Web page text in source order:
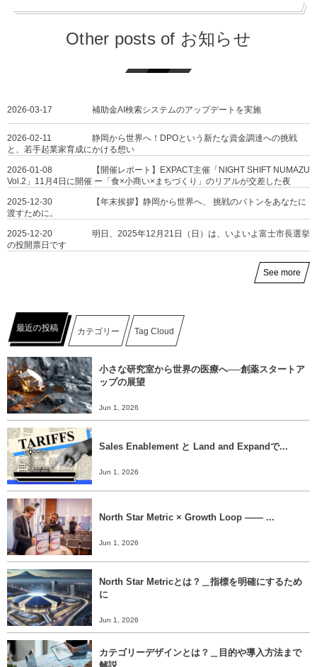
Other posts of お知らせ
2026-03-17 補助金AI検索システムのアップデートを実施
2026-02-11
静岡から世界へ！DPOという新たな資金調達への挑戦
と、若手起業家育成にかける想い
2026-01-08
【開催レポート】EXPACT主催「NIGHT SHIFT NUMAZU
Vol.2」11月4日に開催 ー「食×小商い×まちづくり」のリアルが交差した夜
2025-12-30
【年末挨拶】静岡から世界へ、 挑戦のバトンをあなたに
渡すために。
2025-12-20
明日、2025年12月21日（日）は、いよいよ富士市長選挙
の投開票日です
See more
最近の投稿 カテゴリー Tag Cloud
小さな研究室から世界の医療へ──創薬スタートア
ップの展望
Jun 1, 2026
Sales Enablement と Land and Expandで...
Jun 1, 2026
North Star Metric × Growth Loop ―― ...
Jun 1, 2026
North Star Metricとは？＿指標を明確にするため
に
Jun 1, 2026
カテゴリーデザインとは？＿目的や導入方法まで